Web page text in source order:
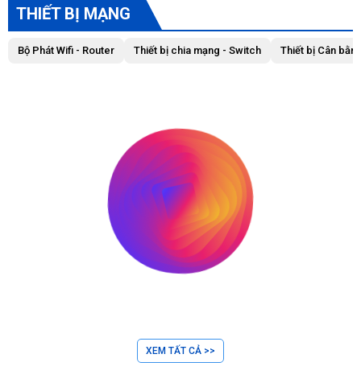
THIẾT BỊ MẠNG
Bộ Phát Wifi - Router Thiết bị chia mạng - Switch Thiết bị Cân
XEM TẤT CẢ >>